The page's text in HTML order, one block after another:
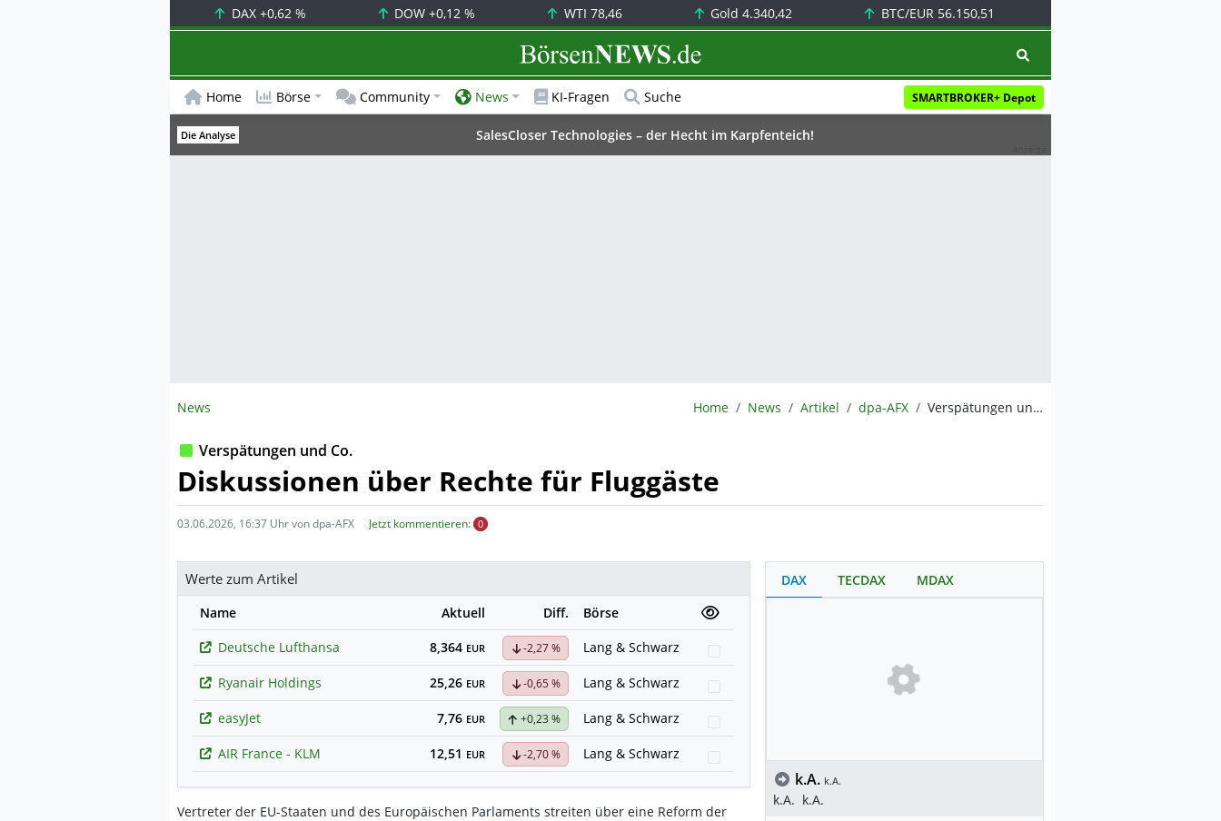
DAX +0,62 % DOW+0,12 % WTI 78,46 Gold4.340,42 BTC/EUR 56.150,51
BörsenNEWS.de
Home Börse Community News KI-Fragen Suche SMARTBROKER+ Depot
Die Analyse SalesCloser Technologies – der Hecht im Karpfenteich!
News BörsenNEWS.de
Home News Artikel dpa-AFX Verspätungen und Co.: Diskussionen über Rechte für Fluggäste
Verspätungen und Co.
Diskussionen über Rechte für Fluggäste
03.06.2026, 16:37 Uhr von dpa-AFX Jetzt kommentieren: 0
Werte zum Artikel
Name Aktuell Diff.
Börse
Deutsche Lufthansa
8,364 EUR -2,27 % Lang & Schwarz
Ryanair Holdings
25,26 EUR -0,65 % Lang & Schwarz
easyJet
7,76 EUR +0,23 % Lang & Schwarz
AIR France - KLM
12,51 EUR -2,70 % Lang & Schwarz Watchlist
Vertreter der EU-Staaten und des Europäischen Parlaments streiten über eine Reform der
DAX TECDAX MDAX
k.A. k.A.
k.A. k.A.